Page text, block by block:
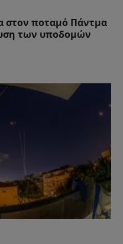
στον ποταμό Πάντμα
των υποδομών